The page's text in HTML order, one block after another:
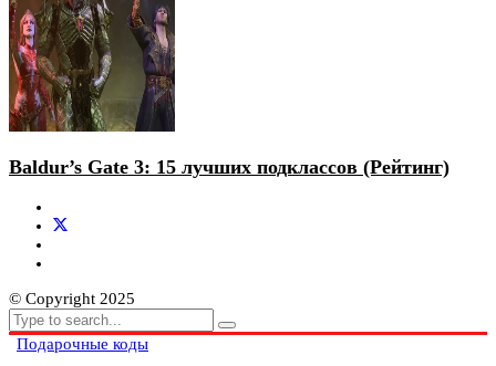
Baldur’s Gate 3: 15 лучших подклассов (Рейтинг)
© Copyright 2025
Подарочные коды